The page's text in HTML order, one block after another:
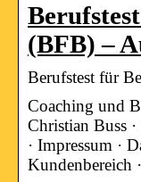
(BFB) –
Berufstest für
Coaching und
Christian Buss
· Impressum ·